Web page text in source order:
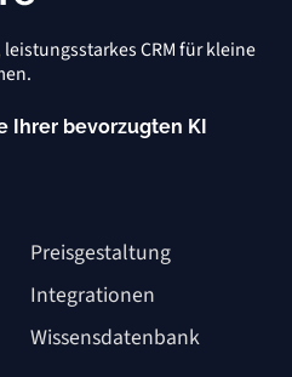
CRM für kleine
Ihrer bevorzugten KI
Preisgestaltung
Integrationen
Wissensdatenbank